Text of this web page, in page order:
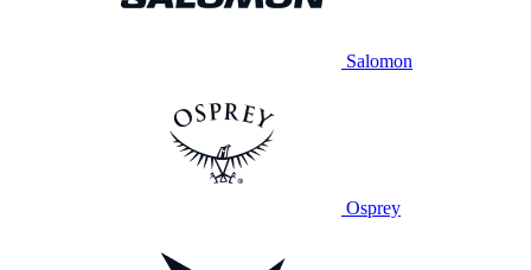
Salomon
Osprey